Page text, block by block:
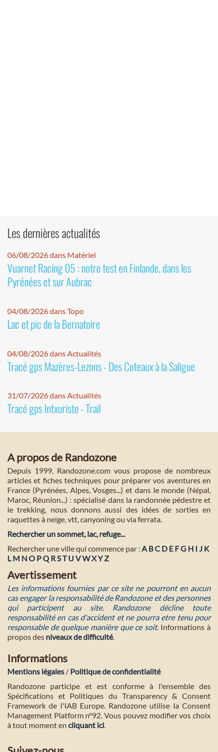
Les dernières actualités
06/08/2026 dans Matériel
Vuarnet Racing 05 : notre test en Finlande, dans les
Pyrénées et sur Aubrac
04/08/2026 dans Topo
Lac et pic de la Bernatoire
04/08/2026 dans Actualités
Tracé gps Mazères-Lezons - Des Coteaux à la Saligue
31/07/2026 dans Actualités
Tracé gps Intxuriste - Trail
A propos de Randozone
Depuis 1999, Randozone.com vous propose de nombreux
articles et fiches techniques pour préparer vos aventures en
France (Pyrénées, Alpes, Vosges...) et dans le monde (Népal,
Maroc, Réunion...) : spécialisé dans la randonnée pédestre et
le trekking, nous donnons aussi des idées de sorties en
raquettes à neige, vtt, canyoning ou via ferrata.
Rechercher un sommet, lac, refuge...
Rechercher une ville qui commence par : A BC D E FG H I J K
L M NO PQ RST U VWXYZ
Avertissement
Les informations fournies par ce site ne pourront en aucun
cas engager la responsabilité de Randozone et des personnes
qui participent au site. Randozone décline toute
responsabilité en cas d'accident et ne pourra etre tenu pour
responsable de quelque manière que ce soit. Informations à
propos des niveaux de difficulté.
Informations
Mentions légales / Politique de confidentialité
Randozone participe et est conforme à l'ensemble des
Spécifications et Politiques du Transparency & Consent
Framework de l'IAB Europe. Randozone utilise la Consent
Management Platform n°92. Vous pouvez modifier vos choix
à tout moment en cliquant ici.